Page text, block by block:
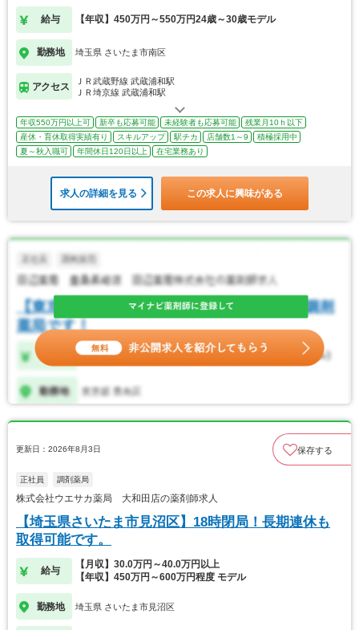
給与 【年収】450万円～550万円24歳～30歳モデル
勤務地 埼玉県 さいたま市南区
アクセス
ＪＲ武蔵野線 武蔵浦和駅
ＪＲ埼京線 武蔵浦和駅
年収550万円以上可 新卒も応募可能 未経験者も応募可能
残業月10ｈ以下
産休・育休取得実績有り
スキルアップ 駅チカ 店舗数1～9
積極採用中
夏～秋入職可
年間休日120日以上 在宅業務あり
求人の詳細を見る この求人に興味がある
更新日：2026年8月3日 保存する
正社員 調剤薬局
株式会社ウエサカ薬局 大和田店の薬剤師求人
【埼玉県さいたま市見沼区】18時閉局！長期連休も
取得可能です。
給与
【月収】30.0万円～40.0万円以上
【年収】450万円～600万円程度 モデル
勤務地 埼玉県 さいたま市見沼区